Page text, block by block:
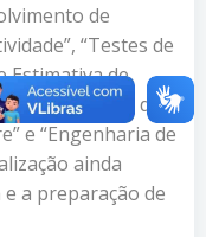
de
“Testes de
Estimativa de
e Técnicas de
e “Engenharia de
ainda
a preparação de